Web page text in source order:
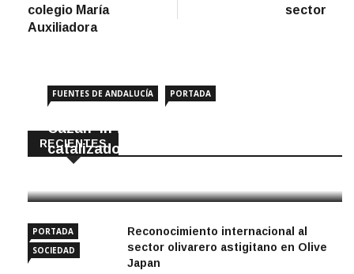
colegio María
Auxiliadora
sector
RECIENTES
FUENTES DE ANDALUCÍA PORTADA
Cazan ‘in fraganti’ a ladrones de
catalizadores
PORTADA
SOCIEDAD
Reconocimiento internacional al
sector olivarero astigitano en Olive
Japan